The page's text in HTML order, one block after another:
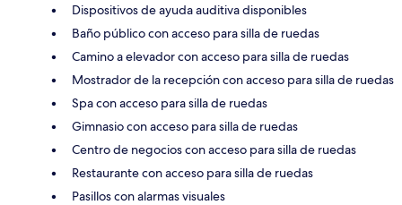
Dispositivos de ayuda auditiva disponibles
Baño público con acceso para silla de ruedas
Camino a elevador con acceso para silla de ruedas
Mostrador de la recepción con acceso para silla de ruedas
Spa con acceso para silla de ruedas
Gimnasio con acceso para silla de ruedas
Centro de negocios con acceso para silla de ruedas
Restaurante con acceso para silla de ruedas
Pasillos con alarmas visuales